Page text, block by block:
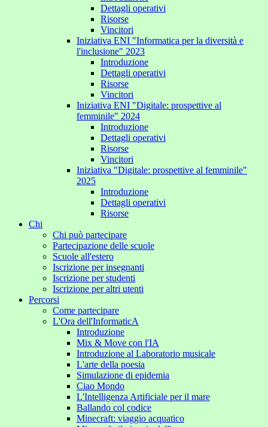
Dettagli operativi
Risorse
Vincitori
Iniziativa ENI "Informatica per la diversità e
l'inclusione" 2023
Introduzione
Dettagli operativi
Risorse
Vincitori
Iniziativa ENI "Digitale: prospettive al
femminile" 2024
Introduzione
Dettagli operativi
Risorse
Vincitori
Iniziativa "Digitale: prospettive al femminile"
2025
Introduzione
Dettagli operativi
Risorse
Chi
Chi può partecipare
Partecipazione delle scuole
Scuole all'estero
Iscrizione per insegnanti
Iscrizione per studenti
Iscrizione per altri utenti
Percorsi
Come partecipare
L'Ora dell'InformaticA
Introduzione
Mix & Move con l'IA
Introduzione al Laboratorio musicale
L'arte della poesia
Simulazione di epidemia
Ciao Mondo
L'Intelligenza Artificiale per il mare
Ballando col codice
Minecraft: viaggio acquatico